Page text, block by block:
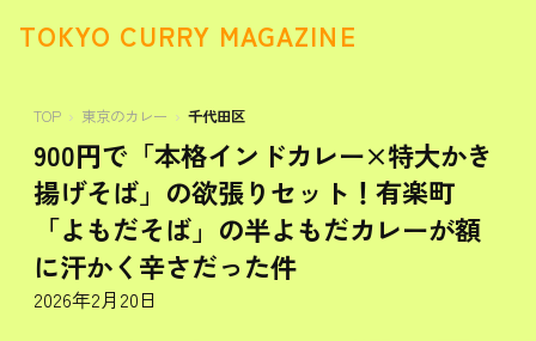
TOKYO CURRY MAGAZINE
TOP 東京のカレー 千代田区
900円で「本格インドカレー×特大かき
揚げそば」の欲張りセット！有楽町
「よもだそば」の半よもだカレーが額
に汗かく辛さだった件
2026年2月20日